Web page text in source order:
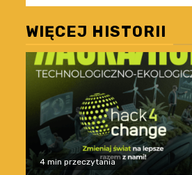
WIĘCEJ HISTORII
4 min przeczytania